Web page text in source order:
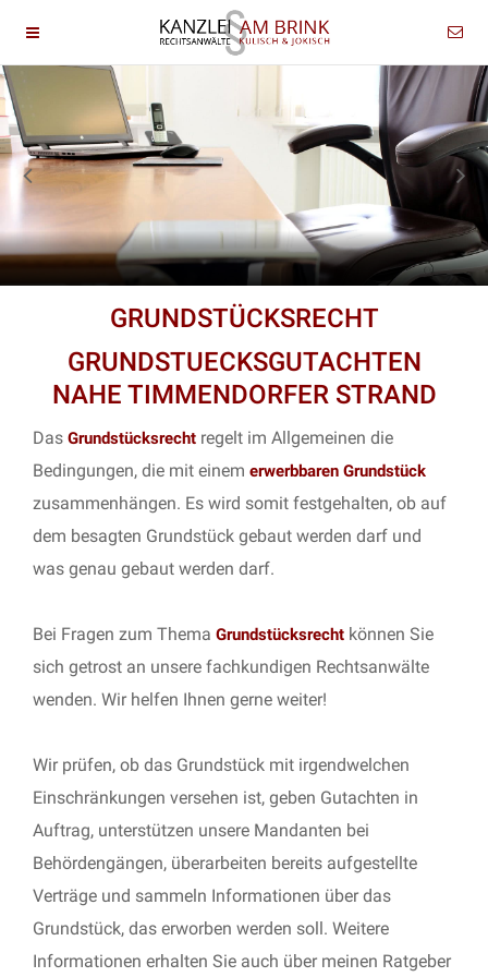
GRUNDSTÜCKSRECHT
GRUNDSTUECKSGUTACHTEN
NAHE TIMMENDORFER STRAND
Das Grundstücksrecht regelt im Allgemeinen die
Bedingungen, die mit einem erwerbbaren Grundstück
zusammenhängen. Es wird somit festgehalten, ob auf
dem besagten Grundstück gebaut werden darf und
was genau gebaut werden darf.
Bei Fragen zum Thema Grundstücksrecht können Sie
sich getrost an unsere fachkundigen Rechtsanwälte
wenden. Wir helfen Ihnen gerne weiter!
Wir prüfen, ob das Grundstück mit irgendwelchen
Einschränkungen versehen ist, geben Gutachten in
Auftrag, unterstützen unsere Mandanten bei
Behördengängen, überarbeiten bereits aufgestellte
Verträge und sammeln Informationen über das
Grundstück, das erworben werden soll. Weitere
Informationen erhalten Sie auch über meinen Ratgeber